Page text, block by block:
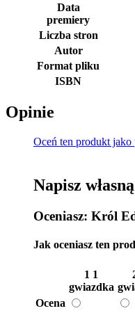
Data
premiery
Liczba stron
Autor
Format pliku
ISBN
Opinie
Oceń ten produkt jako
Napisz
Oceniasz: Król
Jak oceniasz ten
1 1
gwiazdka
Ocena